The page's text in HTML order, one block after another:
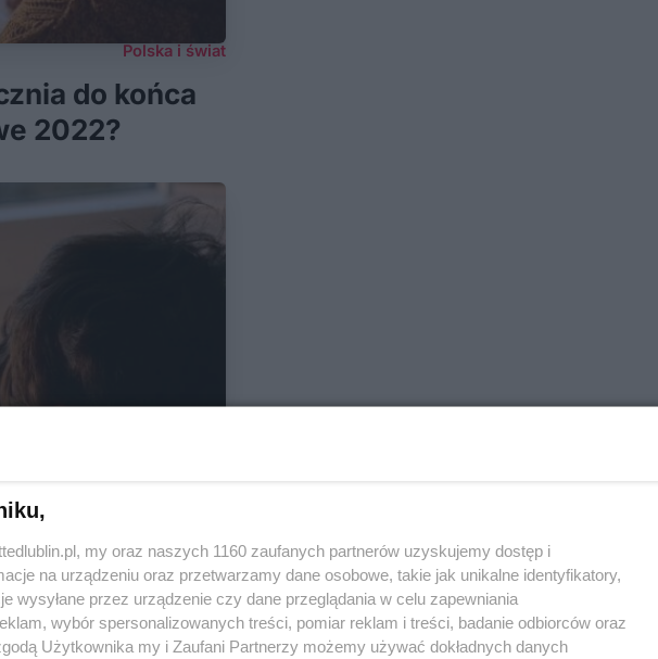
Polska i świat
do końca
2022?
my oraz naszych 1160 zaufanych partnerów uzyskujemy dostęp i
na urządzeniu oraz przetwarzamy dane osobowe, takie jak unikalne identyfikatory,
wysyłane przez urządzenie czy dane przeglądania w celu zapewniania
wybór spersonalizowanych treści, pomiar reklam i treści, badanie odbiorców oraz
Użytkownika my i Zaufani Partnerzy możemy używać dokładnych danych